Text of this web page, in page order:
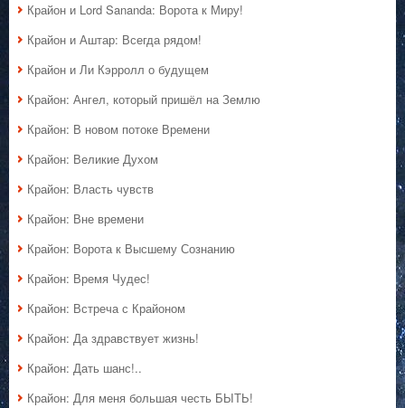
Крайон и Lord Sananda: Ворота к Миру!
Крайон и Аштар: Всегда рядом!
Крайон и Ли Кэрролл о будущем
Крайон: Ангел, который пришёл на Землю
Крайон: В новом потоке Времени
Крайон: Великие Духом
Крайон: Власть чувств
Крайон: Вне времени
Крайон: Ворота к Высшему Сознанию
Крайон: Время Чудес!
Крайон: Встреча с Крайоном
Крайон: Да здравствует жизнь!
Крайон: Дать шанс!..
Крайон: Для меня большая честь БЫТЬ!